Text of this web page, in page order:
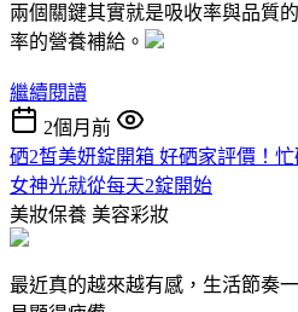
兩個關鍵其實就是吸收率與品質
率的營養補給。
繼續閱讀
2個月前
硒2皙美妍錠開箱 好硒家評價！
女神光就從每天2錠開始
美妝保養 美容彩妝
最近真的越來越有感，生活節奏